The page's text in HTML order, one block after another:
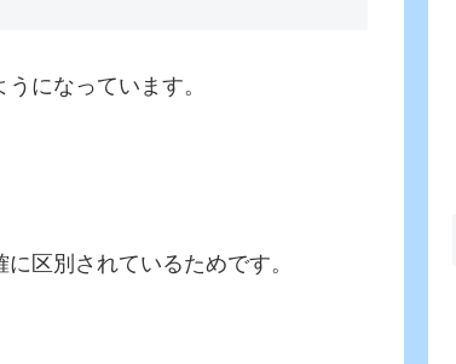
になっています。
区別されているためです。